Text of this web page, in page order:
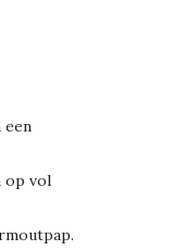
een
op vol